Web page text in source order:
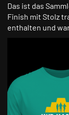
Das ist das
Finish mit Stolz
enthalten und